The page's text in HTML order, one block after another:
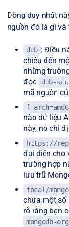
Dòng duy nhất
nguồn đó là gì và
deb : Điều
chiếu đến
những
đọc
deb-src
mã nguồn
[
nào dữ liệu
này, nó chỉ
https://
đại diện cho
trường hợp
lưu trữ
focal/
chứa một số
rõ rằng bạn
mongodb-org